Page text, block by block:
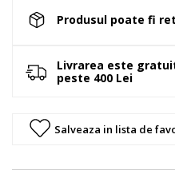
Produsul poate fi
Livrarea este
peste 400 Lei
Salveaza in lista de